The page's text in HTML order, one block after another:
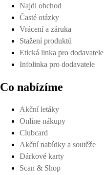
Najdi obchod
Časté otázky
Vrácení a záruka
Stažení produktů
Etická linka pro dodavatele
Infolinka pro dodavatele
Co nabízíme
Akční letáky
Online nákupy
Clubcard
Akční nabídky a soutěže
Dárkové karty
Scan & Shop